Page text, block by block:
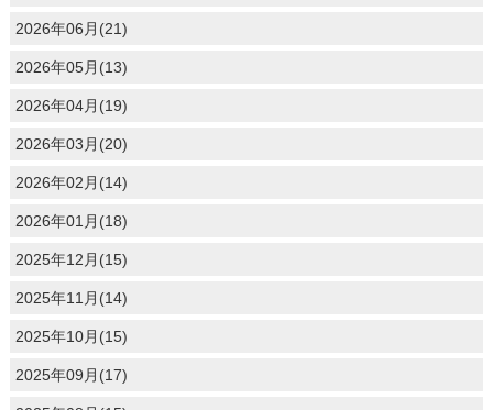
2026年06月(21)
2026年05月(13)
2026年04月(19)
2026年03月(20)
2026年02月(14)
2026年01月(18)
2025年12月(15)
2025年11月(14)
2025年10月(15)
2025年09月(17)